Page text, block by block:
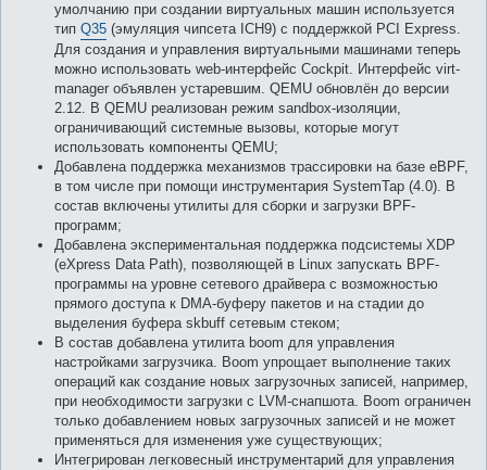
умолчанию при создании виртуальных машин используется
тип Q35 (эмуляция чипсета ICH9) с поддержкой PCI Express.
Для создания и управления виртуальными машинами теперь
можно использовать web-интерфейс Cockpit. Интерфейс virt-
manager объявлен устаревшим. QEMU обновлён до версии
2.12. В QEMU реализован режим sandbox-изоляции,
ограничивающий системные вызовы, которые могут
использовать компоненты QEMU;
Добавлена поддержка механизмов трассировки на базе eBPF,
в том числе при помощи инструментария SystemTap (4.0). В
состав включены утилиты для сборки и загрузки BPF-
программ;
Добавлена экспериментальная поддержка подсистемы XDP
(eXpress Data Path), позволяющей в Linux запускать BPF-
программы на уровне сетевого драйвера с возможностью
прямого доступа к DMA-буферу пакетов и на стадии до
выделения буфера skbuff сетевым стеком;
В состав добавлена утилита boom для управления
настройками загрузчика. Boom упрощает выполнение таких
операций как создание новых загрузочных записей, например,
при необходимости загрузки с LVM-снапшота. Boom ограничен
только добавлением новых загрузочных записей и не может
применяться для изменения уже существующих;
Интегрирован легковесный инструментарий для управления